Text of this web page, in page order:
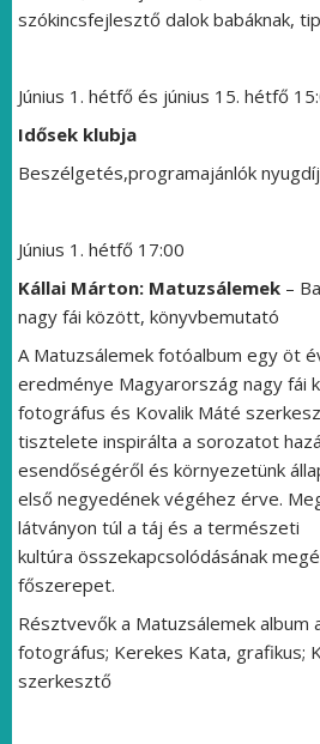
szókincsfejlesztő dalok babáknak,
Június 1. hétfő és június 15. hétfő
Idősek klubja
Beszélgetés,programajánlók
Június 1. hétfő 17:00
Kállai Márton: Matuzsálemek –
nagy fái között, könyvbemutató
A Matuzsálemek fotóalbum egy öt
eredménye Magyarország nagy fái
fotográfus és Kovalik Máté
tisztelete inspirálta a sorozatot
esendőségéről és környezetünk
első negyedének végéhez érve.
látványon túl a táj és a természeti
kultúra összekapcsolódásának
főszerepet.
Résztvevők a Matuzsálemek album
fotográfus; Kerekes Kata, grafikus;
szerkesztő